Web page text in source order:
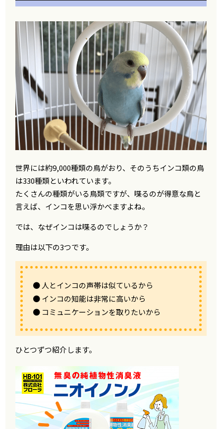
世界には約9,000種類の鳥がおり、そのうちインコ類の鳥
は330種類といわれています。
たくさんの種類がいる鳥類ですが、喋るのが得意な鳥と
言えば、インコを思い浮かべますよね。
では、なぜインコは喋るのでしょうか？
理由は以下の3つです。
● 人とインコの声帯は似ているから
● インコの知能は非常に高いから
● コミュニケーションを取りたいから
ひとつずつ紹介します。